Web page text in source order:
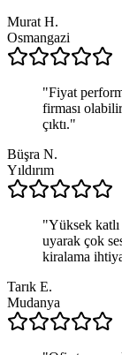
Murat H.
Osmangazi
"Fiyat
firması
çıktı."
Büşra N.
Yıldırım
"Yüksek katlı
uyarak çok
kiralama
Tarık E.
Mudanya